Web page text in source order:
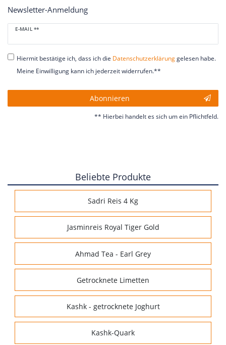
Newsletter-Anmeldung
E-MAIL **
Newsletter
Honig
Hiermit bestätige ich, dass ich die Daten­schutz­erklärunggelesen habe.
Meine Einwilligung kann ich jederzeit widerrufen.**
Abonnieren
** Hierbei handelt es sich um ein Pflichtfeld.
Beliebte Produkte
Sadri Reis 4 Kg
Jasminreis Royal Tiger Gold
Ahmad Tea - Earl Grey
Getrocknete Limetten
Kashk - getrocknete Joghurt
Kashk-Quark